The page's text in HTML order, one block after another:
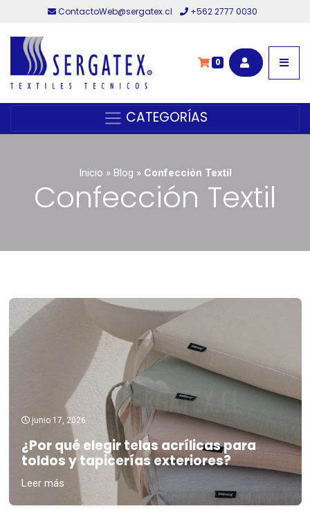
ContactoWeb@sergatex.cl +562 2777 0030
0
CATEGORÍAS
Inicio » Blog » Confección Textil
Confección Textil
junio 17, 2026
¿Por qué elegir telas acrílicas para
toldos y tapicerías exteriores?
Leer más